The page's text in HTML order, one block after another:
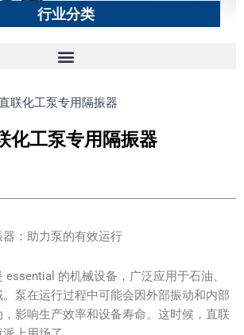
行业分类
联化工泵专用隔振器
化工泵专用隔振器
：助力泵的有效运行
的机械设备，广泛应用于石油、
泵在运行过程中可能会因外部振动和内部
影响生产效率和设备寿命。这时候，直联